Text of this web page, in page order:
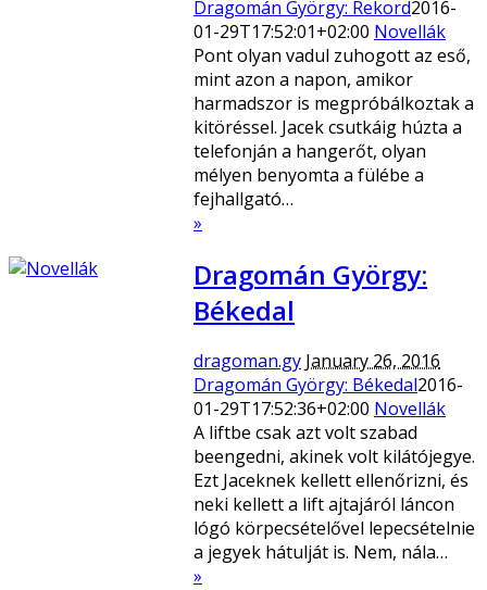
Dragomán György: Rekord2016-
01-29T17:52:01+02:00 Novellák
Pont olyan vadul zuhogott az eső,
mint azon a napon, amikor
harmadszor is megpróbálkoztak a
kitöréssel. Jacek csutkáig húzta a
telefonján a hangerőt, olyan
mélyen benyomta a fülébe a
fejhallgató…
»
Dragomán György:
Békedal
dragoman.gy January 26, 2016
Dragomán György: Békedal2016-
01-29T17:52:36+02:00 Novellák
A liftbe csak azt volt szabad
beengedni, akinek volt kilátójegye.
Ezt Jaceknek kellett ellenőrizni, és
neki kellett a lift ajtajáról láncon
lógó körpecsételővel lepecsételnie
a jegyek hátulját is. Nem, nála…
»